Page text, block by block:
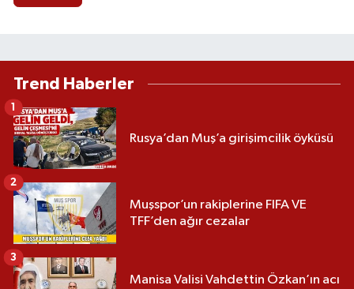
Trend Haberler
Rusya’dan Muş’a girişimcilik öyküsü
1
Muşspor’un rakiplerine FIFA VE
TFF’den ağır cezalar
2
Manisa Valisi Vahdettin Özkan’ın acı
3